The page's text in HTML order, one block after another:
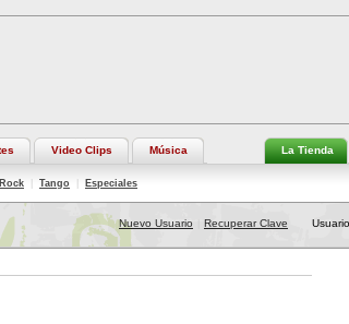
Video Clips Música La Tienda
Rock Tango Especiales
Nuevo Usuario Recuperar Clave